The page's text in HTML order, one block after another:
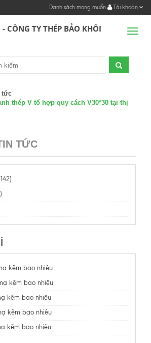
Danh sách mong muốn Tài khoản
CÔNG TY THÉP BẢO KHÔI
tức
thép V tổ hợp quy cách V30*30 tại thị
TỨC
kẽm bao nhiêu
kẽm bao nhiêu
kẽm bao nhiêu
kẽm bao nhiêu
kẽm bao nhiêu